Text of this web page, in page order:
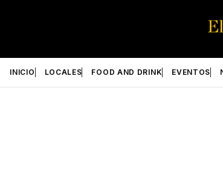
INICIO LOCALES FOOD AND DRINK EVENTOS